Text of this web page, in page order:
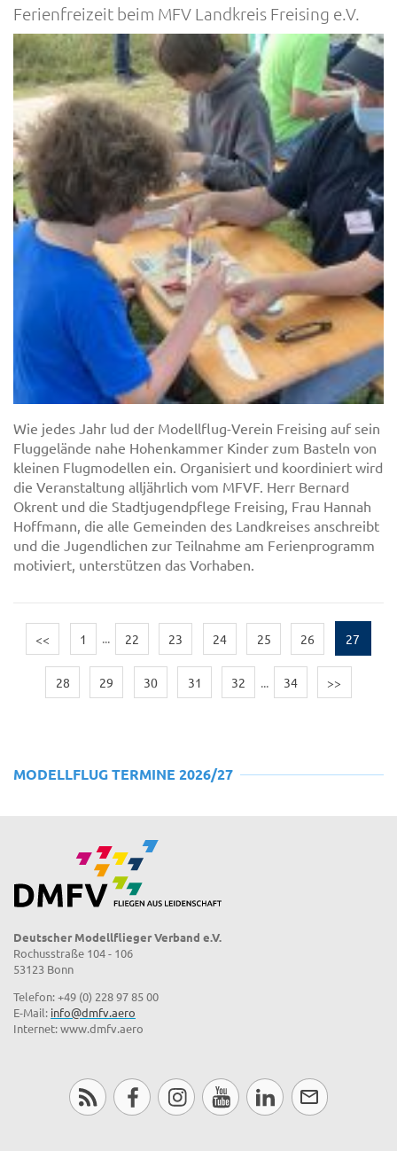
Ferienfreizeit beim MFV Landkreis Freising e.V.
Wie jedes Jahr lud der Modellflug-Verein Freising auf sein
Fluggelände nahe Hohenkammer Kinder zum Basteln von
kleinen Flugmodellen ein. Organisiert und koordiniert wird
die Veranstaltung alljährlich vom MFVF. Herr Bernard
Okrent und die Stadtjugendpflege Freising, Frau Hannah
Hoffmann, die alle Gemeinden des Landkreises anschreibt
und die Jugendlichen zur Teilnahme am Ferienprogramm
motiviert, unterstützen das Vorhaben.
<< 1 ... 22 23 24 25 26 27
28 29 30 31 32 ... 34 >>
MODELLFLUG TERMINE 2026/27
Deutscher Modellflieger Verband e.V.
Rochusstraße 104 - 106
53123 Bonn
Telefon: +49 (0) 228 97 85 00
E-Mail: info@dmfv.aero
Internet: www.dmfv.aero